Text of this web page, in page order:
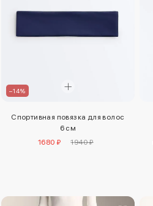
–14%
Спортивная повязка для волос
6 см
1680 ₽
1940 ₽